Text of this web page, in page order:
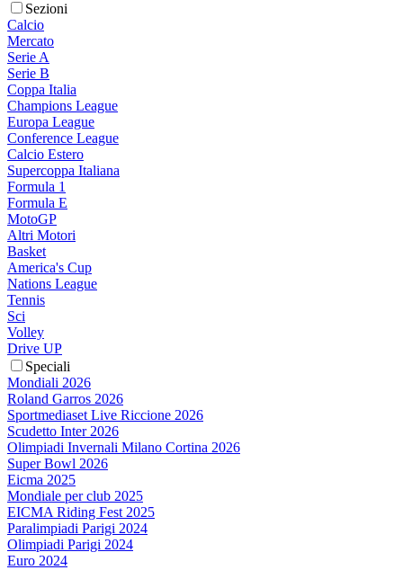
Sezioni
Calcio
Mercato
Serie A
Serie B
Coppa Italia
Champions League
Europa League
Conference League
Calcio Estero
Supercoppa Italiana
Formula 1
Formula E
MotoGP
Altri Motori
Basket
America's Cup
Nations League
Tennis
Sci
Volley
Drive UP
Speciali
Mondiali 2026
Roland Garros 2026
Sportmediaset Live Riccione 2026
Scudetto Inter 2026
Olimpiadi Invernali Milano Cortina 2026
Super Bowl 2026
Eicma 2025
Mondiale per club 2025
EICMA Riding Fest 2025
Paralimpiadi Parigi 2024
Olimpiadi Parigi 2024
Euro 2024